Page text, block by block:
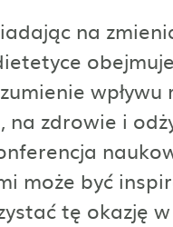
na
wpływu
na zdrowie i
może być
tę okazję w